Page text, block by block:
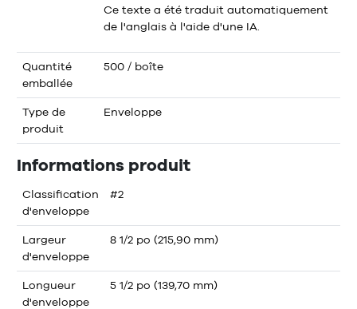
Ce texte a été traduit automatiquement
de l'anglais à l'aide d'une IA.
Quantité
emballée
500 / boîte
Type de
produit
Enveloppe
Informations produit
Classification
d'enveloppe
#2
Largeur
d'enveloppe
8 1/2 po (215,90 mm)
Longueur
d'enveloppe
5 1/2 po (139,70 mm)